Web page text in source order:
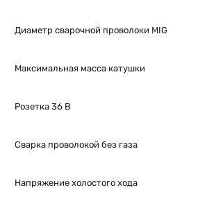
Диаметр сварочной проволоки MIG
Максимальная масса катушки
Розетка 36 В
Сварка проволокой без газа
Напряжение холостого хода